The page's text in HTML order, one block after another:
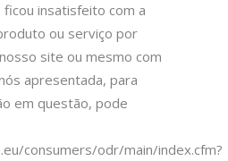
insatisfeito com a
ou serviço por
site ou mesmo com
apresentada, para
em questão, pode
consumers/odr/main/index.cfm?